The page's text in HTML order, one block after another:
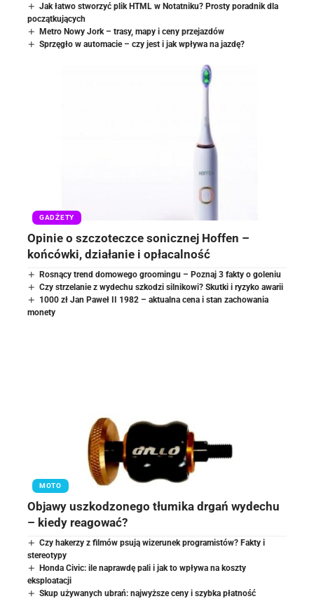
Jak łatwo stworzyć plik HTML w Notatniku? Prosty poradnik dla
początkujących
Metro Nowy Jork – trasy, mapy i ceny przejazdów
Sprzęgło w automacie – czy jest i jak wpływa na jazdę?
GADŻETY
Opinie o szczoteczce sonicznej Hoffen –
końcówki, działanie i opłacalność
Rosnący trend domowego groomingu – Poznaj 3 fakty o goleniu
Czy strzelanie z wydechu szkodzi silnikowi? Skutki i ryzyko awarii
1000 zł Jan Paweł II 1982 – aktualna cena i stan zachowania
monety
MOTO
Objawy uszkodzonego tłumika drgań wydechu
– kiedy reagować?
Czy hakerzy z filmów psują wizerunek programistów? Fakty i
stereotypy
Honda Civic: ile naprawdę pali i jak to wpływa na koszty
eksploatacji
Skup używanych ubrań: najwyższe ceny i szybka płatność